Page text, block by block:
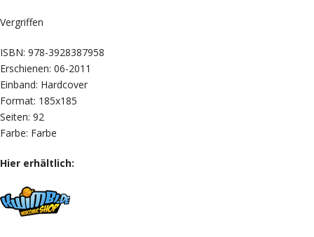
Vergriffen
ISBN: 978-3928387958
Erschienen: 06-2011
Einband: Hardcover
Format: 185x185
Seiten: 92
Farbe: Farbe
Hier erhältlich: